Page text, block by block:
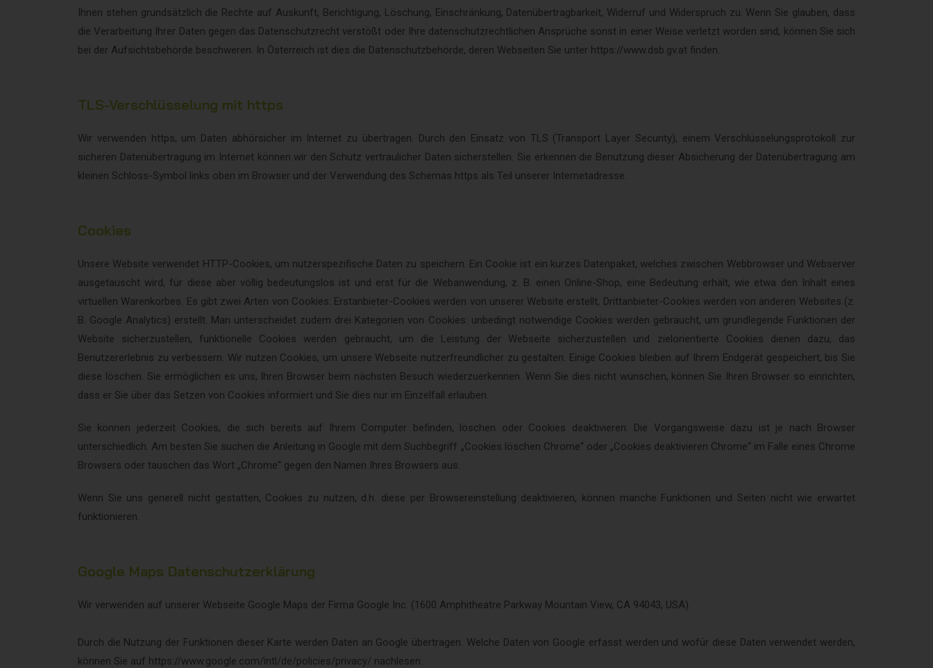
Ihnen stehen grundsätzlich die Rechte auf Auskunft, Berichtigung, Löschung, Einschränkung, Datenübertragbarkeit, Widerruf und Widerspruch zu. Wenn Sie glauben, dass
die Verarbeitung Ihrer Daten gegen das Datenschutzrecht verstößt oder Ihre datenschutzrechtlichen Ansprüche sonst in einer Weise verletzt worden sind, können Sie sich
bei der Aufsichtsbehörde beschweren. In Österreich ist dies die Datenschutzbehörde, deren Webseiten Sie unter https://www.dsb.gv.at finden.
TLS-Verschlüsselung mit https
Wir verwenden https, um Daten abhörsicher im Internet zu übertragen. Durch den Einsatz von TLS (Transport Layer Security), einem Verschlüsselungsprotokoll zur
sicheren Datenübertragung im Internet können wir den Schutz vertraulicher Daten sicherstellen. Sie erkennen die Benutzung dieser Absicherung der Datenübertragung am
kleinen Schloss-Symbol links oben im Browser und der Verwendung des Schemas https als Teil unserer Internetadresse.
Cookies
Unsere Website verwendet HTTP-Cookies, um nutzerspezifische Daten zu speichern. Ein Cookie ist ein kurzes Datenpaket, welches zwischen Webbrowser und Webserver
ausgetauscht wird, für diese aber völlig bedeutungslos ist und erst für die Webanwendung, z. B. einen Online-Shop, eine Bedeutung erhält, wie etwa den Inhalt eines
virtuellen Warenkorbes. Es gibt zwei Arten von Cookies: Erstanbieter-Cookies werden von unserer Website erstellt, Drittanbieter-Cookies werden von anderen Websites (z.
B. Google Analytics) erstellt. Man unterscheidet zudem drei Kategorien von Cookies: unbedingt notwendige Cookies werden gebraucht, um grundlegende Funktionen der
Website sicherzustellen, funktionelle Cookies werden gebraucht, um die Leistung der Webseite sicherzustellen und zielorientierte Cookies dienen dazu, das
Benutzererlebnis zu verbessern. Wir nutzen Cookies, um unsere Webseite nutzerfreundlicher zu gestalten. Einige Cookies bleiben auf Ihrem Endgerät gespeichert, bis Sie
diese löschen. Sie ermöglichen es uns, Ihren Browser beim nächsten Besuch wiederzuerkennen. Wenn Sie dies nicht wünschen, können Sie Ihren Browser so einrichten,
dass er Sie über das Setzen von Cookies informiert und Sie dies nur im Einzelfall erlauben.
Sie können jederzeit Cookies, die sich bereits auf Ihrem Computer befinden, löschen oder Cookies deaktivieren. Die Vorgangsweise dazu ist je nach Browser
unterschiedlich. Am besten Sie suchen die Anleitung in Google mit dem Suchbegriff „Cookies löschen Chrome“ oder „Cookies deaktivieren Chrome“ im Falle eines Chrome
Browsers oder tauschen das Wort „Chrome“ gegen den Namen Ihres Browsers aus.
Wenn Sie uns generell nicht gestatten, Cookies zu nutzen, d.h. diese per Browsereinstellung deaktivieren, können manche Funktionen und Seiten nicht wie erwartet
funktionieren.
Google Maps Datenschutzerklärung
Wir verwenden auf unserer Webseite Google Maps der Firma Google Inc. (1600 Amphitheatre Parkway Mountain View, CA 94043, USA).
Durch die Nutzung der Funktionen dieser Karte werden Daten an Google übertragen. Welche Daten von Google erfasst werden und wofür diese Daten verwendet werden,
können Sie auf https://www.google.com/intl/de/policies/privacy/ nachlesen.